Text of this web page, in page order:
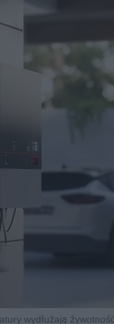
wydłużają